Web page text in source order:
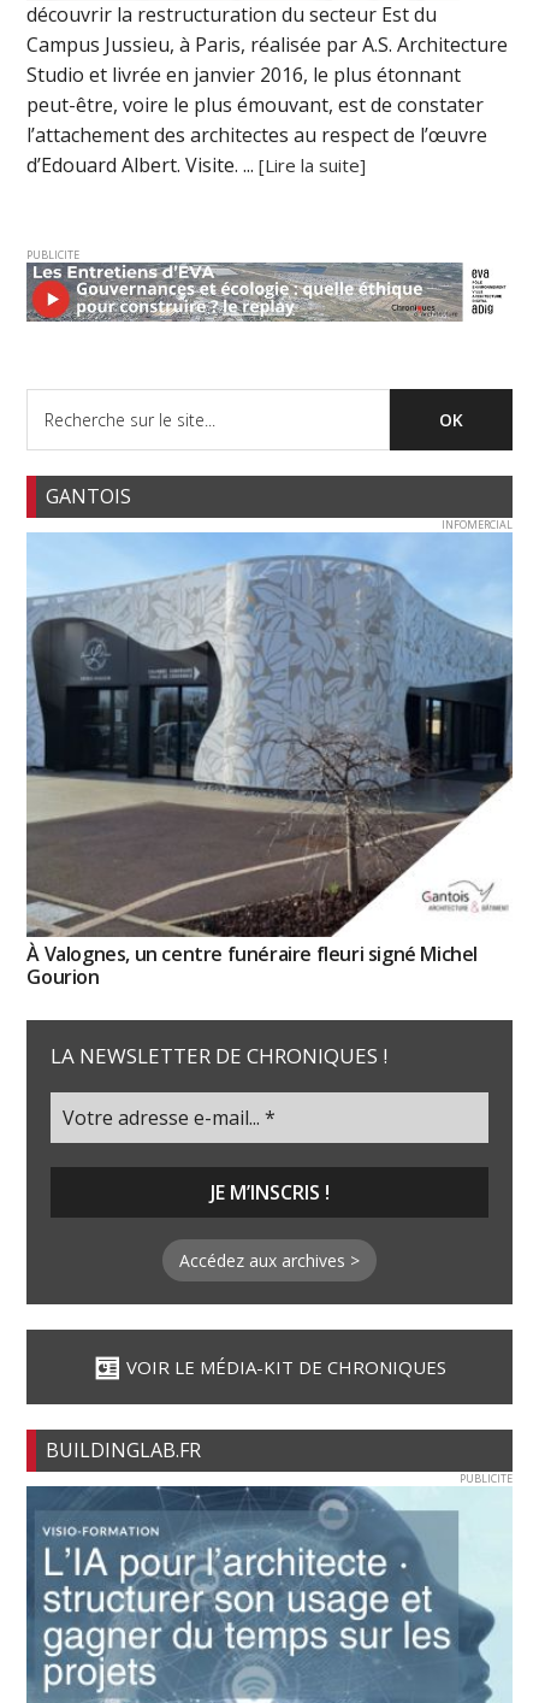
découvrir la restructuration du secteur Est du
Campus Jussieu, à Paris, réalisée par A.S. Architecture
Studio et livrée en janvier 2016, le plus étonnant
peut-être, voire le plus émouvant, est de constater
l’attachement des architectes au respect de l’œuvre
d’Edouard Albert. Visite. ...[Lire la suite]
PUBLICITE
GANTOIS
INFOMERCIAL
À Valognes, un centre funéraire fleuri signé Michel
Gourion
LA NEWSLETTER DE CHRONIQUES !
Accédez aux archives >
VOIR LE MÉDIA-KIT DE CHRONIQUES
BUILDINGLAB.FR
PUBLICITE